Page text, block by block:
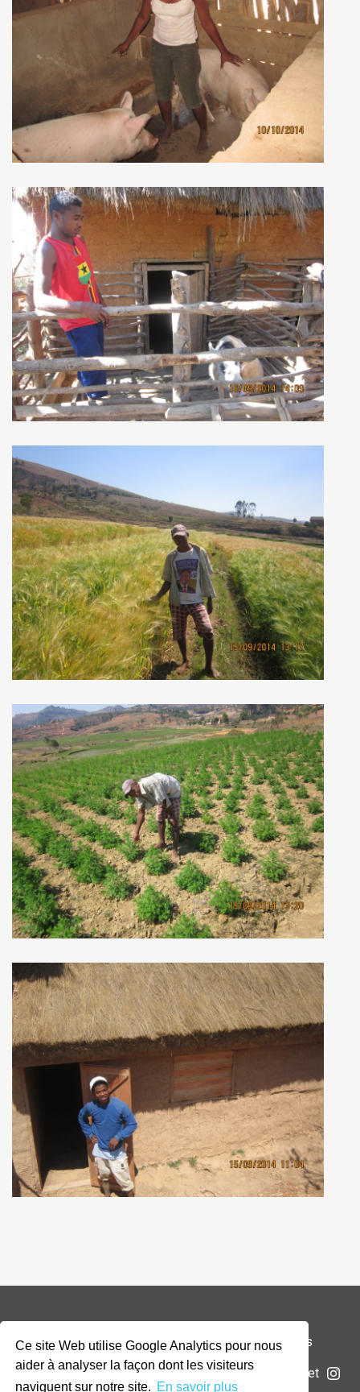
Ce site Web utilise Google Analytics pour nous
aider à analyser la façon dont les visiteurs
naviguent sur notre site. En savoir plus
© 2026 Addax & Oryx Foundation —Mentions légales
La Fondation Projets Actualités Soumettre un projet